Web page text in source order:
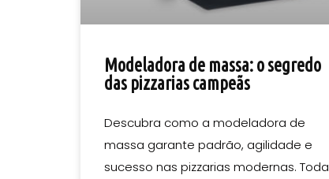
Modeladora de massa: o segredo
das pizzarias campeãs
Descubra como a modeladora de
massa garante padrão, agilidade e
sucesso nas pizzarias modernas. Toda